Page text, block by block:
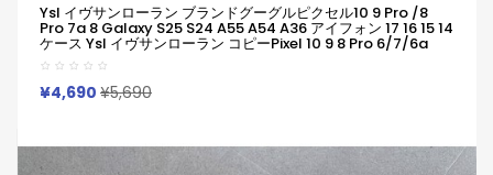
Ysl イヴサンローラン ブランドグーグルピクセル10 9 Pro /8
Pro 7a 8 Galaxy S25 S24 A55 A54 A36 アイフォン 17 16 15 14
ケース Ysl イヴサンローラン コピーPixel 10 9 8 Pro 6/7/6a
Xperia 1vii 10viiケース Ysl イヴサンローラン Google Pixel 6 7
8 8 Pro 9a 10ケース レトロ加工 マルチカードスロット ショルダ
ーストラップ付財布型ケース
¥4,690 ¥5,690